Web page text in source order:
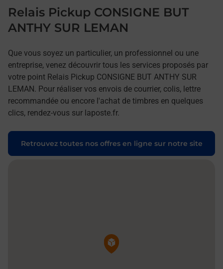
Relais Pickup CONSIGNE BUT
ANTHY SUR LEMAN
Que vous soyez un particulier, un professionnel ou une
entreprise, venez découvrir tous les services proposés par
votre point Relais Pickup CONSIGNE BUT ANTHY SUR
LEMAN. Pour réaliser vos envois de courrier, colis, lettre
recommandée ou encore l'achat de timbres en quelques
clics, rendez-vous sur laposte.fr.
Retrouvez toutes nos offres en ligne sur notre site
Pin de la carte